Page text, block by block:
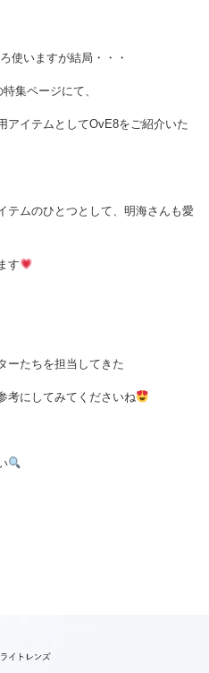
使いますが結局・・・
集ページにて、
アイテムとしてOvE8をご紹介いた
テムのひとつとして、明海さんも愛
す
ーたちを担当してきた
考にしてみてくださいね